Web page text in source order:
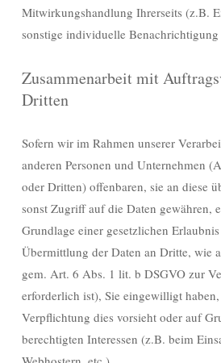
Mitwirkungshandlung Ihrerseits (z.B.
sonstige individuelle
Zusammenarbeit mit
Dritten
Sofern wir im Rahmen unserer
anderen Personen und Unternehmen
oder Dritten) offenbaren, sie an diese
sonst Zugriff auf die Daten gewähren,
Grundlage einer gesetzlichen
Übermittlung der Daten an Dritte, wie
gem. Art. 6 Abs. 1 lit. b DSGVO zur
erforderlich ist), Sie eingewilligt
Verpflichtung dies vorsieht oder auf
berechtigten Interessen (z.B. beim